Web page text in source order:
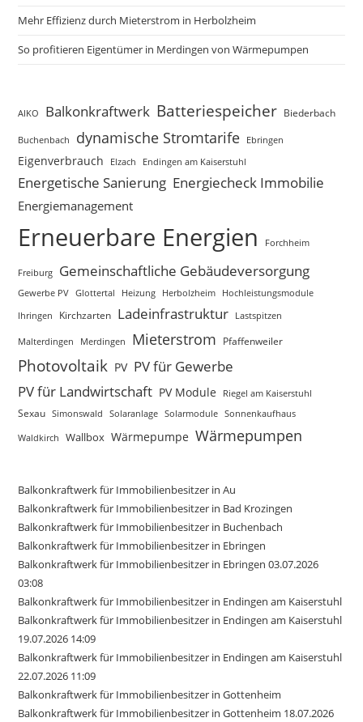
Mehr Effizienz durch Mieterstrom in Herbolzheim
So profitieren Eigentümer in Merdingen von Wärmepumpen
AIKO Balkonkraftwerk Batteriespeicher Biederbach
Buchenbach dynamische Stromtarife Ebringen
Eigenverbrauch Elzach Endingen am Kaiserstuhl
Energetische Sanierung Energiecheck Immobilie
Energiemanagement
Erneuerbare Energien Forchheim
Freiburg Gemeinschaftliche Gebäudeversorgung
Gewerbe PV Glottertal Heizung Herbolzheim Hochleistungsmodule
Ihringen Kirchzarten Ladeinfrastruktur Lastspitzen
Malterdingen Merdingen Mieterstrom Pfaffenweiler
Photovoltaik PV PV für Gewerbe
PV für Landwirtschaft PV Module Riegel am Kaiserstuhl
Sexau Simonswald Solaranlage Solarmodule Sonnenkaufhaus
Waldkirch
Wallbox Wärmepumpe Wärmepumpen
Balkonkraftwerk für Immobilienbesitzer in Au
Balkonkraftwerk für Immobilienbesitzer in Bad Krozingen
Balkonkraftwerk für Immobilienbesitzer in Buchenbach
Balkonkraftwerk für Immobilienbesitzer in Ebringen
Balkonkraftwerk für Immobilienbesitzer in Ebringen 03.07.2026
03:08
Balkonkraftwerk für Immobilienbesitzer in Endingen am Kaiserstuhl
Balkonkraftwerk für Immobilienbesitzer in Endingen am Kaiserstuhl
19.07.2026 14:09
Balkonkraftwerk für Immobilienbesitzer in Endingen am Kaiserstuhl
22.07.2026 11:09
Balkonkraftwerk für Immobilienbesitzer in Gottenheim
Balkonkraftwerk für Immobilienbesitzer in Gottenheim 18.07.2026